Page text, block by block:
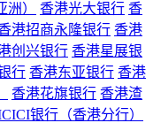
） 香港光大银行 香
港招商永隆银行 香港
创兴银行 香港星展银
行 香港东亚银行 香港
香港花旗银行 香港渣
银行（香港分行）